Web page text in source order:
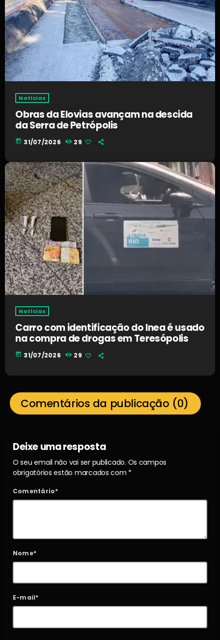
Notícias
Obras da Elovias avançam na descida
da Serra de Petrópolis
today 31/07/2026 29
Notícias
Carro com identificação do Inea é usado
na compra de drogas em Teresópolis
today 31/07/2026 29
Comentários da publicação (0)
Deixe uma resposta
O seu email não vai ser publicado. Os campos
obrigatórios estão marcados com *
Comentário*
Nome*
E-mail*